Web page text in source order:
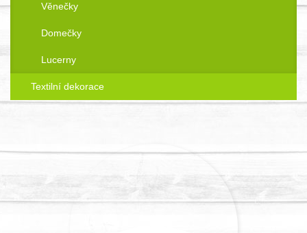
Věnečky
Domečky
Lucerny
Textilní dekorace